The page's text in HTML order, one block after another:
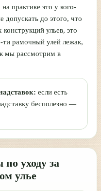
практике это у кого-
допускать до этого, что
ульев, это
рамочный улей лежак,
мы рассмотрим в
если есть
бесполезно —
уходу за
улье